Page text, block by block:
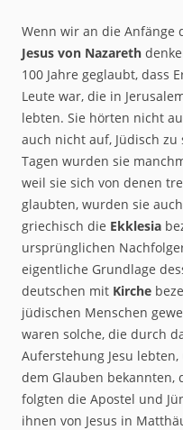
Wenn wir an die Anfänge
Jesus von Nazareth
100 Jahre geglaubt, dass
Leute war, die in
lebten. Sie hörten nicht
auch nicht auf, Jüdisch
Tagen wurden sie
weil sie sich von denen
glaubten, wurden sie auch
griechisch die Ekklesia
ursprünglichen
eigentliche Grundlage
deutschen mit Kirche
jüdischen Menschen
waren solche, die durch
Auferstehung Jesu
dem Glauben bekannten,
folgten die Apostel und
ihnen von Jesus in